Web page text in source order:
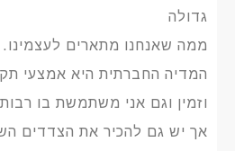
גדולה
ממה שאנחנו מתארים לעצמינו.
המדיה החברתית היא אמצעי
וזמין וגם אני משתמשת בו
אך יש גם להכיר את הצדדים